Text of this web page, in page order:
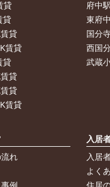
貸
貸
貸
賃貸
貸
貸
貸
賃貸
府中
東府
国分
西国
武蔵
れ
入居
入居
よく